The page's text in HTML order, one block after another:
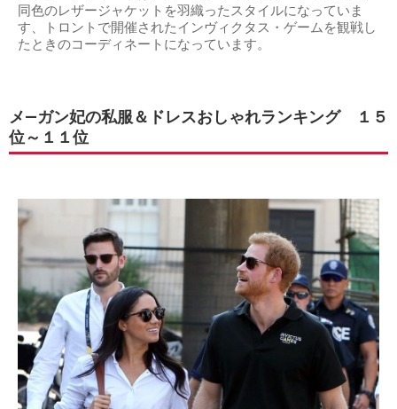
同色のレザージャケットを羽織ったスタイルになっていま
す、トロントで開催されたインヴィクタス・ゲームを観戦し
たときのコーディネートになっています。
メ―ガン妃の私服＆ドレスおしゃれランキング １５
位～１１位